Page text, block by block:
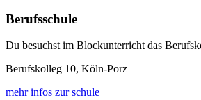
Berufsschule
Du besuchst im Blockunterricht das
Berufskolleg 10, Köln-Porz
mehr infos zur schule